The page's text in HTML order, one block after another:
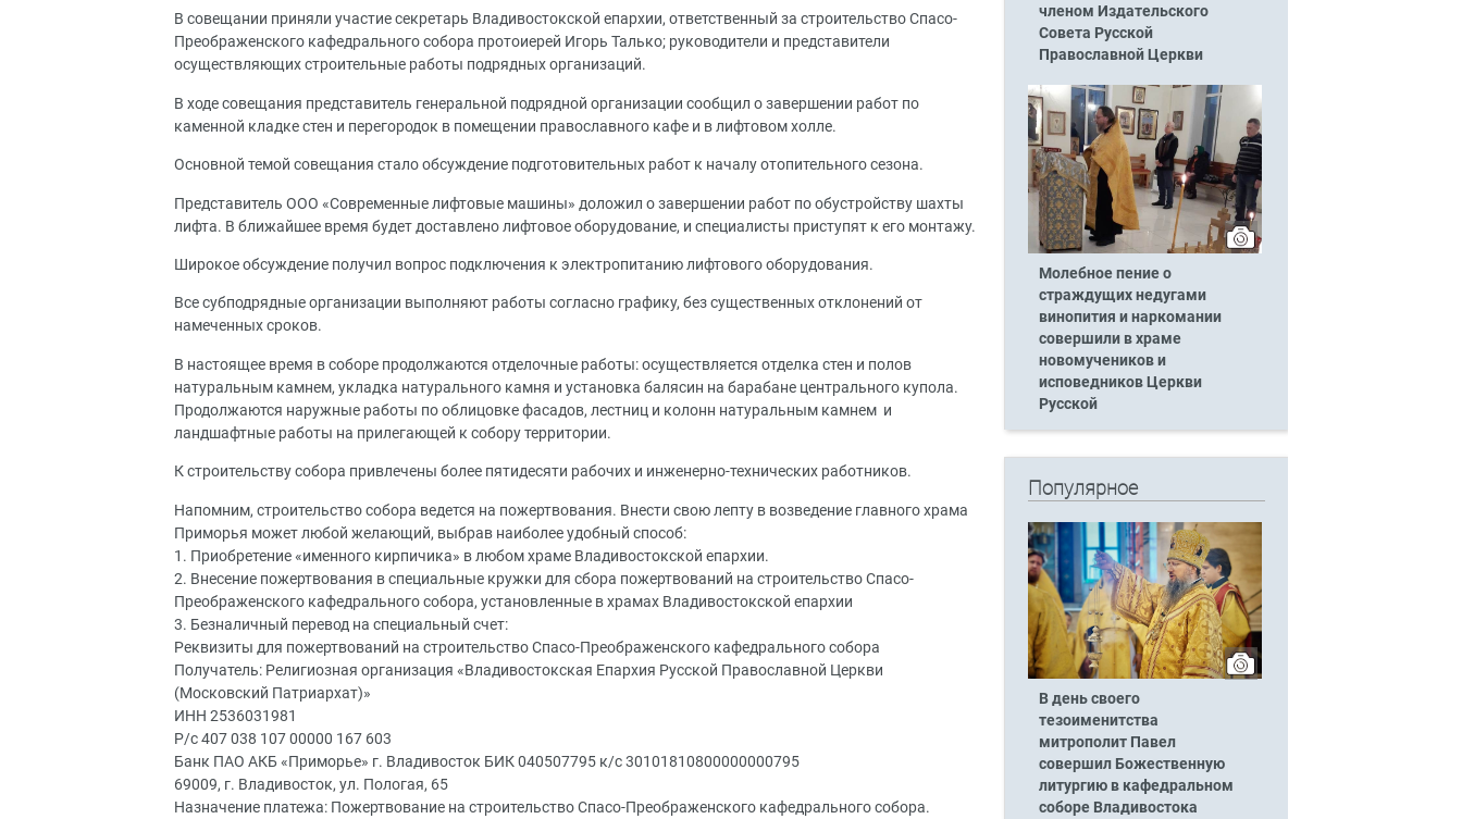
В совещании приняли участие секретарь Владивостокской епархии, ответственный за строительство Спасо-
Преображенского кафедрального собора протоиерей Игорь Талько; руководители и представители
осуществляющих строительные работы подрядных организаций.
В ходе совещания представитель генеральной подрядной организации сообщил о завершении работ по
каменной кладке стен и перегородок в помещении православного кафе и в лифтовом холле.
Основной темой совещания стало обсуждение подготовительных работ к началу отопительного сезона.
Представитель ООО «Современные лифтовые машины» доложил о завершении работ по обустройству шахты
лифта. В ближайшее время будет доставлено лифтовое оборудование, и специалисты приступят к его монтажу.
Широкое обсуждение получил вопрос подключения к электропитанию лифтового оборудования.
Все субподрядные организации выполняют работы согласно графику, без существенных отклонений от
намеченных сроков.
В настоящее время в соборе продолжаются отделочные работы: осуществляется отделка стен и полов
натуральным камнем, укладка натурального камня и установка балясин на барабане центрального купола.
Продолжаются наружные работы по облицовке фасадов, лестниц и колонн натуральным камнем и
ландшафтные работы на прилегающей к собору территории.
К строительству собора привлечены более пятидесяти рабочих и инженерно-технических работников.
Напомним, строительство собора ведется на пожертвования. Внести свою лепту в возведение главного храма
Приморья может любой желающий, выбрав наиболее удобный способ:
1. Приобретение «именного кирпичика» в любом храме Владивостокской епархии.
2. Внесение пожертвования в специальные кружки для сбора пожертвований на строительство Спасо-
Преображенского кафедрального собора, установленные в храмах Владивостокской епархии
3. Безналичный перевод на специальный счет:
Реквизиты для пожертвований на строительство Спасо-Преображенского кафедрального собора
Получатель: Религиозная организация «Владивостокская Епархия Русской Православной Церкви
(Московский Патриархат)»
ИНН 2536031981
Р/с 407 038 107 00000 167 603
Банк ПАО АКБ «Приморье» г. Владивосток БИК 040507795 к/с 30101810800000000795
69009, г. Владивосток, ул. Пологая, 65
Назначение платежа: Пожертвование на строительство Спасо-Преображенского кафедрального собора.
членом Издательского
Совета Русской
Православной Церкви
Молебное пение о
страждущих недугами
винопития и наркомании
совершили в храме
новомучеников и
исповедников Церкви
Русской
Популярное
В день своего
тезоименитства
митрополит Павел
совершил Божественную
литургию в кафедральном
соборе Владивостока